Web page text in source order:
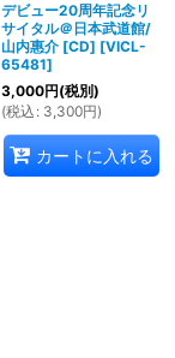
デビュー20周年記念リ
サイタル＠日本武道館/
山内惠介 [CD] [VICL-
65481]
3,000円(税別)
(税込 : 3,300円)
カートに入れる